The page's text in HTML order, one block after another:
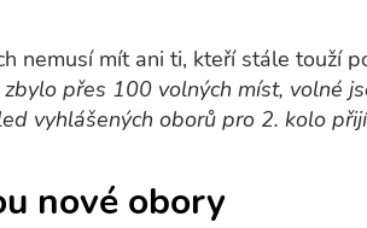
nemusí mít ani ti, kteří stále touží
zbylo přes 100 volných míst, volné
vyhlášených oborů pro 2. kolo
nové obory